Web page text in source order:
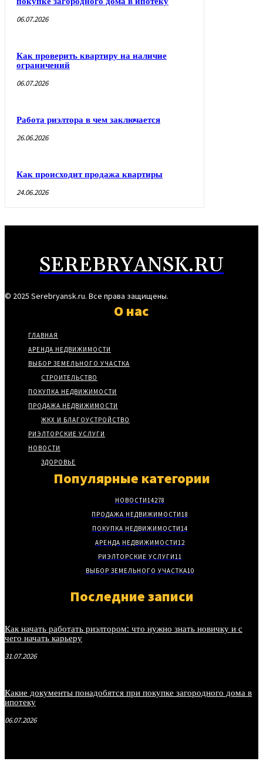
06.07.2026
Как проверить квартиру на наличие
ограничений
06.07.2026
Работа риэлтора в чем заключается
26.06.2026
Как происходит продажа квартиры
24.06.2026
SEREBRYANSK.RU
© 2025 Serebryansk.ru. Все права защищены.
О нас
ГЛАВНАЯ
АРЕНДА НЕДВИЖИМОСТИ
ВЫБОР ЗЕМЕЛЬНОГО УЧАСТКА
СТРОИТЕЛЬСТВО
ПОКУПКА НЕДВИЖИМОСТИ
ПРОДАЖА НЕДВИЖИМОСТИ
ЖКХ И БЛАГОУСТРОЙСТВО
РИЭЛТОРСКИЕ УСЛУГИ
НОВОСТИ
ЗДОРОВЬЕ
Популярные категории
НОВОСТИ14278
ПРОДАЖА НЕДВИЖИМОСТИ18
ПОКУПКА НЕДВИЖИМОСТИ14
АРЕНДА НЕДВИЖИМОСТИ12
РИЭЛТОРСКИЕ УСЛУГИ11
ВЫБОР ЗЕМЕЛЬНОГО УЧАСТКА10
Последние записи
Как начать работать риэлтором: что нужно знать новичку и с
чего начать карьеру
31.07.2026
Какие документы понадобятся при покупке загородного дома в
ипотеку
06.07.2026